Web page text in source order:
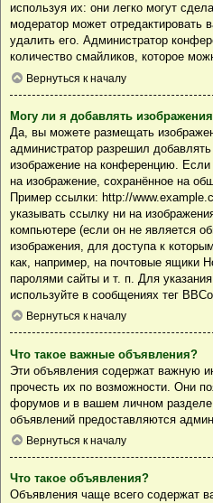
используя их: они легко могут
модератор может
удалить его. Администратор
количество смайликов, которое
Вернуться к началу
Могу ли я добавлять
Да, вы можете размещать
администратор разрешил
изображение на конференцию.
на изображение, сохранённое на
Пример ссылки: http://
указывать ссылку ни на
компьютере (если он не является
изображения, для доступа к
как, например, на почтовые ящики
паролями сайты и т. п. Для
используйте в сообщениях тег
Вернуться к началу
Что такое важные объявления?
Эти объявления содержат важную
прочесть их по возможности. Они
форумов и в вашем личном
объявлений предоставляются
Вернуться к началу
Что такое объявления?
Объявления чаще всего содержат